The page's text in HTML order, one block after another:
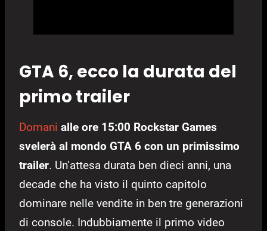
GTA 6, ecco la durata del
primo trailer
Domani alle ore 15:00 Rockstar Games
svelerà al mondo GTA 6 con un primissimo
trailer. Un’attesa durata ben dieci anni, una
decade che ha visto il quinto capitolo
dominare nelle vendite in ben tre generazioni
di console. Indubbiamente il primo video